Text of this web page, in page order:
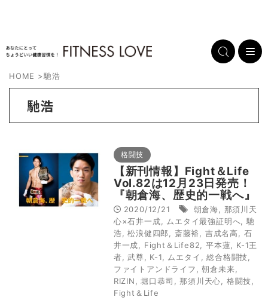
HOME >馳浩
馳浩
格闘技
【新刊情報】Fight＆Life
Vol.82は12月23日発売！
『朝倉海、歴史的一戦へ』
2020/12/21 朝倉海
那須川天
心×石井一成
ムエタイ最強証明へ
馳
浩 ,松浪健四郎 斎藤裕 吉成名高
石
井一成
Fight＆Life82 平本蓮
K-1王
者 ,武尊 K-1 ムエタイ ,総合格闘技
ファイトアンドライフ
,朝倉未来
RIZIN
,堀口恭司 ,那須川天心 格闘技
Fight＆Life